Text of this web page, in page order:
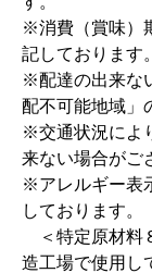
※消費（賞味）
記しております。
※配達の出来な
配不可能地域」
※交通状況によ
来ない場合がご
※アレルギー表
しております。
＜特定原材料
造工場で使用し